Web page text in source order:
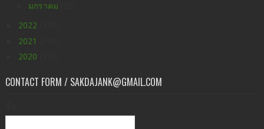
มกราคม
2022
2021
2020
CONTACT FORM / SAKDAJANK@GMAIL.COM